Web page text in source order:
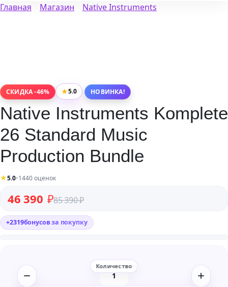
Главная Магазин Native Instruments
СКИДКА -46% ★5.0 НОВИНКА!
Native Instruments Komplete
26 Standard Music
Production Bundle
★5.0•1440 оценок
85 390₽
Первоначальная цена составляла 85 390 ₽.
46 390 ₽
Текущая цена: 46 390 ₽.
+2319бонусовза покупку
Количество